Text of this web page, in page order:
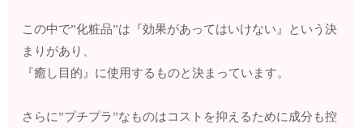
この中で”化粧品”は『効果があってはいけない』という決
まりがあり、
『癒し目的』に使用するものと決まっています。
さらに”プチプラ”なものはコストを抑えるために成分も控